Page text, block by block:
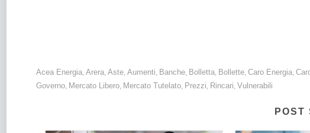
Acea Energia, Arera, Aste, Aumenti, Banche, Bolletta, Bollette, Caro Energia,
Governo, Mercato Libero, Mercato Tutelato, Prezzi, Rincari, Vulnerabili
POST